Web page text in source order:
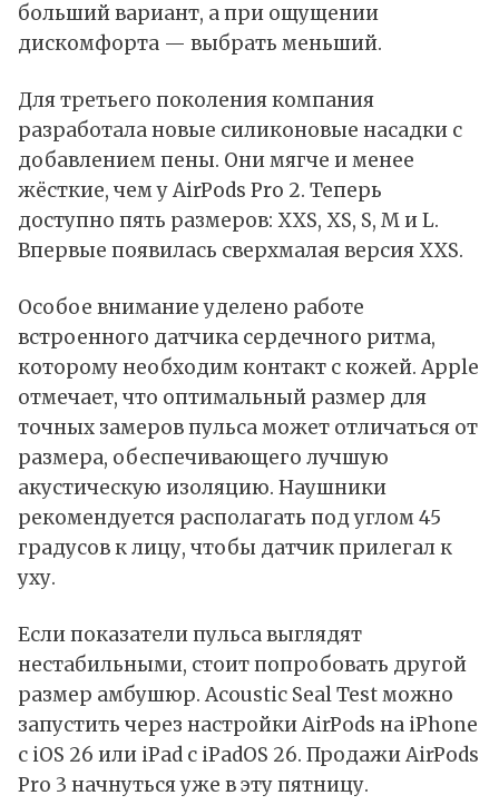
больший вариант, а при ощущении
дискомфорта — выбрать меньший.
Для третьего поколения компания
разработала новые силиконовые насадки с
добавлением пены. Они мягче и менее
жёсткие, чем у AirPods Pro 2. Теперь
доступно пять размеров: XXS, XS, S, M и L.
Впервые появилась сверхмалая версия XXS.
Особое внимание уделено работе
встроенного датчика сердечного ритма,
которому необходим контакт с кожей. Apple
отмечает, что оптимальный размер для
точных замеров пульса может отличаться от
размера, обеспечивающего лучшую
акустическую изоляцию. Наушники
рекомендуется располагать под углом 45
градусов к лицу, чтобы датчик прилегал к
уху.
Если показатели пульса выглядят
нестабильными, стоит попробовать другой
размер амбушюр. Acoustic Seal Test можно
запустить через настройки AirPods на iPhone
с iOS 26 или iPad с iPadOS 26. Продажи AirPods
Pro 3 начнуться уже в эту пятницу.